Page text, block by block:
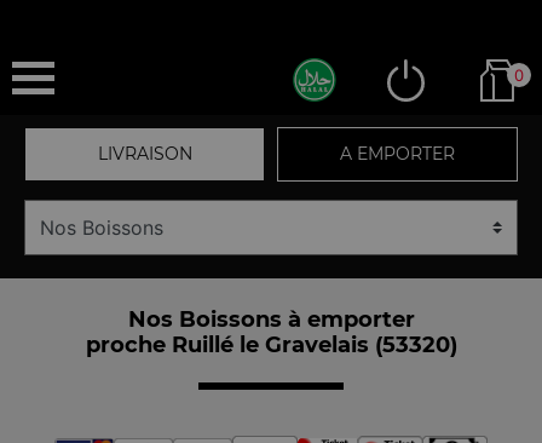
0
LIVRAISON A EMPORTER
Nos Boissons à emporter
proche Ruillé le Gravelais (53320)